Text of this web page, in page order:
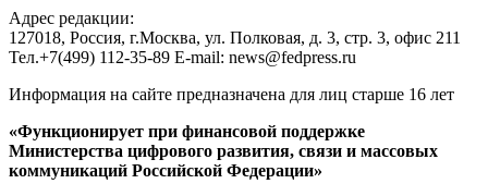
Адрес редакции:
127018, Россия, г.Москва, ул. Полковая, д. 3, стр. 3, офис 211
Тел.+7(499) 112-35-89 E-mail: news@fedpress.ru
Информация на сайте предназначена для лиц старше 16 лет
«Функционирует при финансовой поддержке
Министерства цифрового развития, связи и массовых
коммуникаций Российской Федерации»